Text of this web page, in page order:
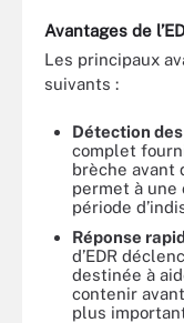
Avantages de
Les principaux
suivants :
Détection
complet
brèche avant
permet à une
période
Réponse
d’EDR
destinée à
contenir
plus